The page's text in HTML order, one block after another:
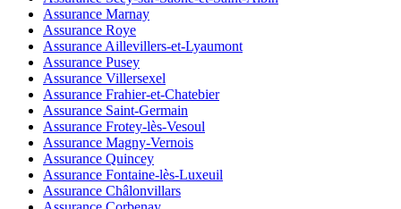
Assurance Marnay
Assurance Roye
Assurance Aillevillers-et-Lyaumont
Assurance Pusey
Assurance Villersexel
Assurance Frahier-et-Chatebier
Assurance Saint-Germain
Assurance Frotey-lès-Vesoul
Assurance Magny-Vernois
Assurance Quincey
Assurance Fontaine-lès-Luxeuil
Assurance Châlonvillars